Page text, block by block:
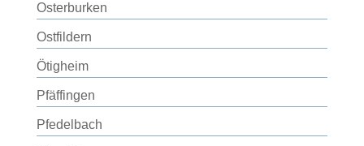
Osterburken
Ostfildern
Ötigheim
Pfäffingen
Pfedelbach